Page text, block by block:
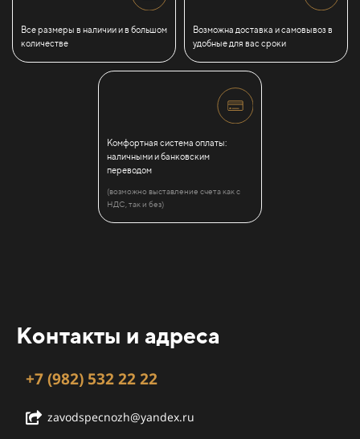
Все размеры в наличии и в большом
количестве
Возможна доставка и самовывоз в
удобные для вас сроки
Комфортная система оплаты:
наличными и банковским
переводом
(возможно выставление счета как с
НДС, так и без)
Контакты и адреса
+7 (982) 532 22 22
zavodspecnozh@yandex.ru